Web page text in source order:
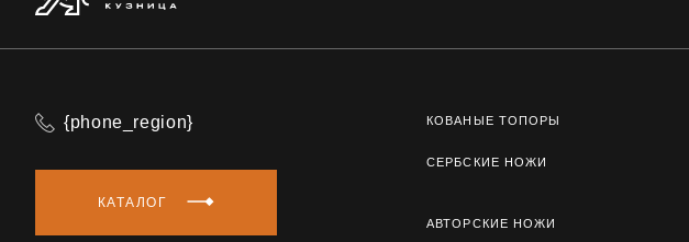
{phone_region}
КАТАЛОГ
КОВАНЫЕ ТОПОРЫ
СЕРБСКИЕ НОЖИ
АВТОРСКИЕ НОЖИ